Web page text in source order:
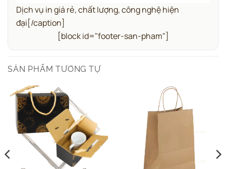
Dịch vụ in giá rẻ, chất lượng, công nghệ hiện
đại[/caption]
[block id="footer-san-pham"]
SẢN PHẨM TƯƠNG TỰ